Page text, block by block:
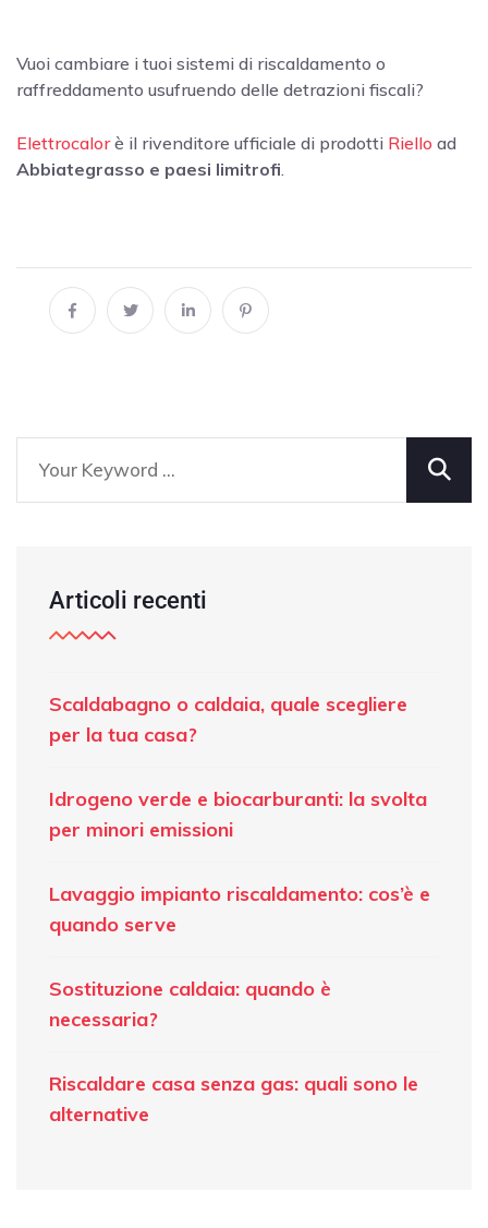
Vuoi cambiare i tuoi sistemi di riscaldamento o
raffreddamento usufruendo delle detrazioni fiscali?
Elettrocalorè il rivenditore ufficiale di prodotti Riello ad
Abbiategrasso e paesi limitrofi
Articoli recenti
Scaldabagno o caldaia, quale scegliere
per la tua casa?
Idrogeno verde e biocarburanti: la svolta
per minori emissioni
Lavaggio impianto riscaldamento: cos’è e
quando serve
Sostituzione caldaia: quando è
necessaria?
Riscaldare casa senza gas: quali sono le
alternative